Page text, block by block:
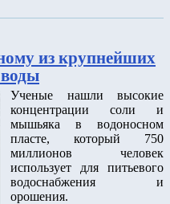
из крупнейших
воды
Ученые нашли высокие
концентрации соли и
мышьяка в водоносном
пласте, который 750
миллионов человек
использует для питьевого
водоснабжения и
орошения.